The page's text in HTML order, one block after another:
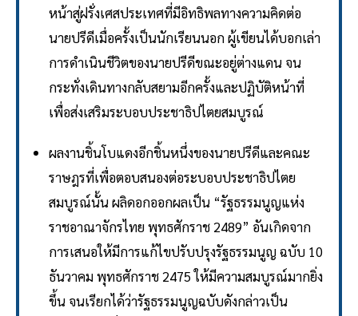
หน้าสู่ฝรั่งเศสประเทศที่มีอิทธิพลทางความคิดต่อ
นายปรีดีเมื่อครั้งเป็นนักเรียนนอก ผู้เขียนได้บอกเล่า
การดำเนินชีวิตของนายปรีดีขณะอยู่ต่างแดน จน
กระทั่งเดินทางกลับสยามอีกครั้งและปฏิบัติหน้าที่
เพื่อส่งเสริมระบอบประชาธิปไตยสมบูรณ์
ผลงานชิ้นโบแดงอีกชิ้นหนึ่งของนายปรีดีและคณะ
ราษฎรที่เพื่อตอบสนองต่อระบอบประชาธิปไตย
สมบูรณ์นั้น ผลิดอกออกผลเป็น “รัฐธรรมนูญแห่ง
ราชอาณาจักรไทย พุทธศักราช 2489” อันเกิดจาก
การเสนอให้มีการแก้ไขปรับปรุงรัฐธรรมนูญ ฉบับ 10
ธันวาคม พุทธศักราช 2475 ให้มีความสมบูรณ์มากยิ่ง
ขึ้น จนเรียกได้ว่ารัฐธรรมนูญฉบับดังกล่าวเป็น